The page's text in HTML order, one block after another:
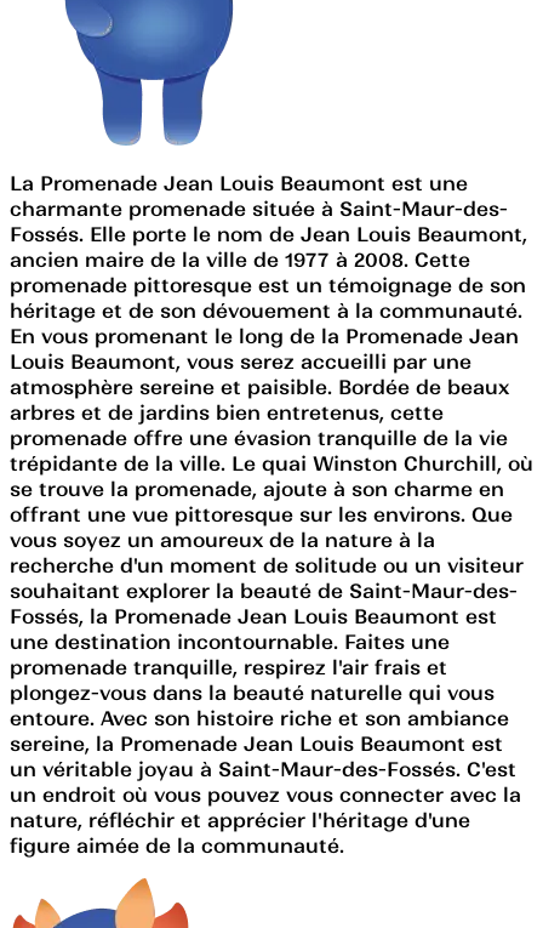
La Promenade Jean Louis Beaumont est une
charmante promenade située à Saint-Maur-des-
Fossés. Elle porte le nom de Jean Louis Beaumont,
ancien maire de la ville de 1977 à 2008. Cette
promenade pittoresque est un témoignage de son
héritage et de son dévouement à la communauté.
En vous promenant le long de la Promenade Jean
Louis Beaumont, vous serez accueilli par une
atmosphère sereine et paisible. Bordée de beaux
arbres et de jardins bien entretenus, cette
promenade offre une évasion tranquille de la vie
trépidante de la ville. Le quai Winston Churchill, où
se trouve la promenade, ajoute à son charme en
offrant une vue pittoresque sur les environs. Que
vous soyez un amoureux de la nature à la
recherche d'un moment de solitude ou un visiteur
souhaitant explorer la beauté de Saint-Maur-des-
Fossés, la Promenade Jean Louis Beaumont est
une destination incontournable. Faites une
promenade tranquille, respirez l'air frais et
plongez-vous dans la beauté naturelle qui vous
entoure. Avec son histoire riche et son ambiance
sereine, la Promenade Jean Louis Beaumont est
un véritable joyau à Saint-Maur-des-Fossés. C'est
un endroit où vous pouvez vous connecter avec la
nature, réfléchir et apprécier l'héritage d'une
figure aimée de la communauté.